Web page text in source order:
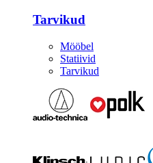
Tarvikud
Mööbel
Statiivid
Tarvikud